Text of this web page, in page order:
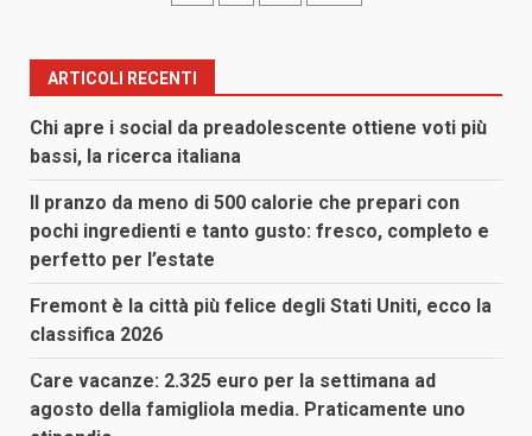
articoli
ARTICOLI RECENTI
Chi apre i social da preadolescente ottiene voti più
bassi, la ricerca italiana
Il pranzo da meno di 500 calorie che prepari con
pochi ingredienti e tanto gusto: fresco, completo e
perfetto per l’estate
Fremont è la città più felice degli Stati Uniti, ecco la
classifica 2026
Care vacanze: 2.325 euro per la settimana ad
agosto della famigliola media. Praticamente uno